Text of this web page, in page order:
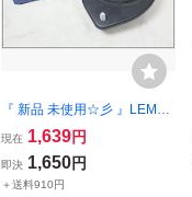
『 新品 未使用☆彡 』LEMFO
RDER ミニ MINI R50 R52 ア
ッパーマウント 25978 01 01
9 即納
現在 1,639円
即決 1,650円
＋送料910円